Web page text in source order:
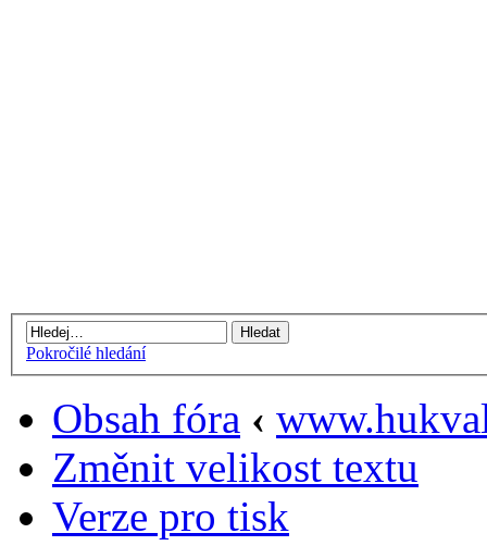
Pokročilé hledání
Obsah fóra ‹
Změnit velikost textu
Verze pro tisk